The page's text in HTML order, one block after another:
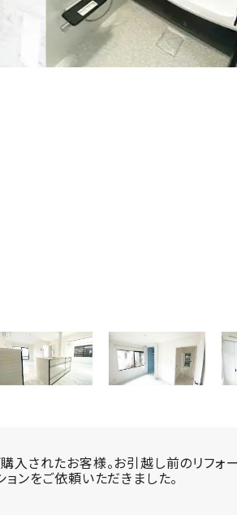
されたお客様。お引越し前のリフォ
ンをご依頼いただきました。